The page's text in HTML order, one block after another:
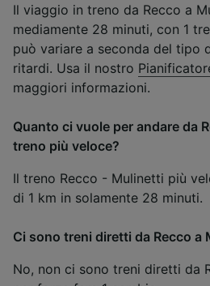
Il viaggio in treno da Recco a
mediamente 28 minuti, con 1
può variare a seconda del tipo
ritardi. Usa il nostro
maggiori informazioni.
Quanto ci vuole per andare da
treno più veloce?
Il treno Recco - Mulinetti più
di 1 km in solamente 28 minuti.
Ci sono treni diretti da Recco a
No, non ci sono treni diretti da